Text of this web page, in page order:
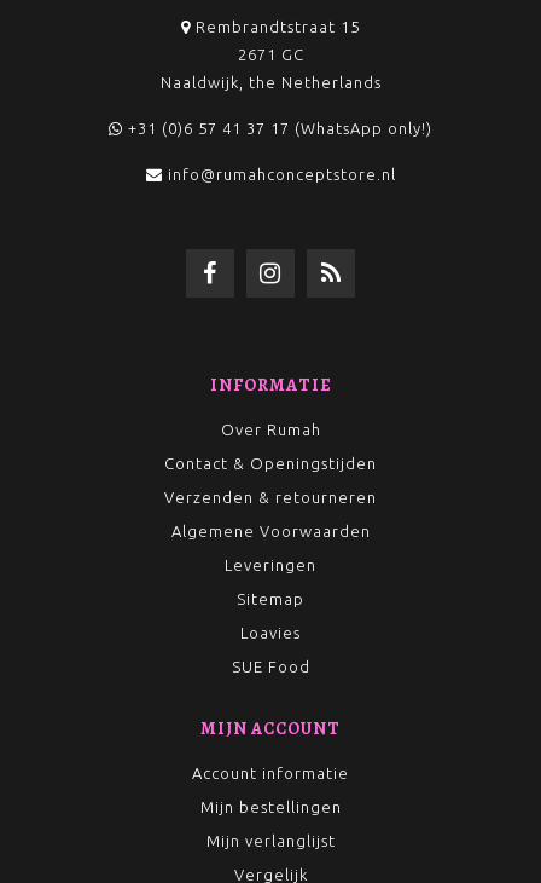
Rembrandtstraat 15
2671 GC
Naaldwijk, the Netherlands
+31 (0)6 57 41 37 17 (WhatsApp only!)
info@rumahconceptstore.nl
INFORMATIE
Over Rumah
Contact & Openingstijden
Verzenden & retourneren
Algemene Voorwaarden
Leveringen
Sitemap
Loavies
SUE Food
MIJN ACCOUNT
Account informatie
Mijn bestellingen
Mijn verlanglijst
Vergelijk